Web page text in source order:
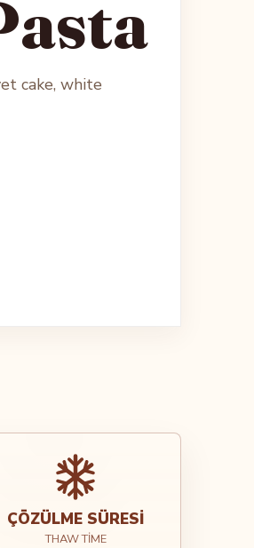
cake, white
ÇÖZÜLME SÜRESI
THAW TIME